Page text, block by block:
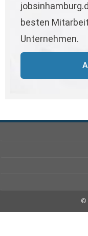
besten
Unternehmen.
©